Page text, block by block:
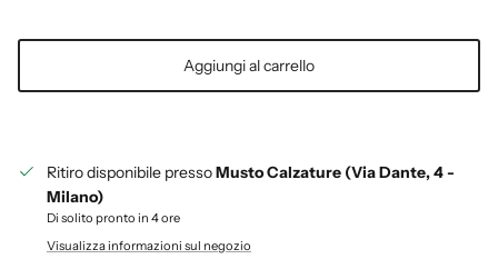
Aggiungi al carrello
Ritiro disponibile pressoMusto Calzature (Via Dante, 4 -
Milano)
Di solito pronto in 4 ore
Visualizza informazioni sul negozio